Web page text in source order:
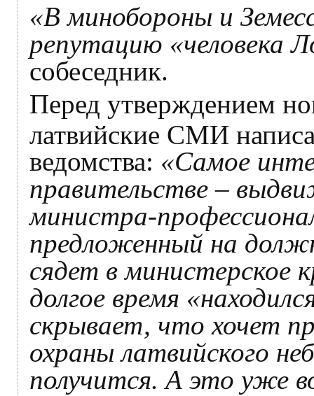
«В минобороны и
репутацию «человека
собеседник.
Перед утверждением
латвийские СМИ
ведомства: «Самое
правительстве –
министра-
предложенный на
сядет в министерское
долгое время
скрывает, что хочет
охраны латвийского
получится. А это уже